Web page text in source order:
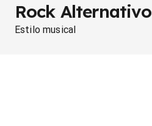
Rock Alternativo
Estilo musical